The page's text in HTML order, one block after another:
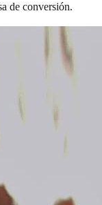
de conversión.